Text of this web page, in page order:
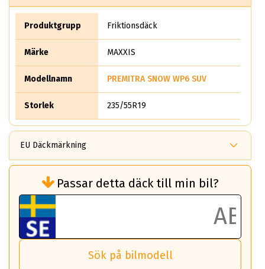
Produktgrupp Friktionsdäck
Märke MAXXIS
Modellnamn PREMITRA SNOW WP6 SUV
Storlek 235/55R19
EU Däckmärkning
bränsleförbrukningen)
Det ska vara en betygsskala från klass A
till G för rullmotstånd.
Ett klass A däck kommer ha 6,5% bättre
bränsleförbrukning än ett klass G däck.
Det betyder att om man kör 10,000 km,
så sparar man 50 liter bränsle med ett
Passar detta däck till min bil?
Sök på bilmodell